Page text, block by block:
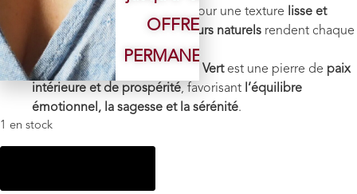
Finition: Lapierre est polie pour une texture
lisse et
agréable. Sesmotifs et couleurs naturels rendent chaque
penduleunique
.
Vertus énergétiques
Jade Vertest une pierre de paix
intérieure et de prospérité, favorisant l’équilibre
émotionnel, la sagesse et la sérénité.
1 en stock
OFFRE
PERMANENTE